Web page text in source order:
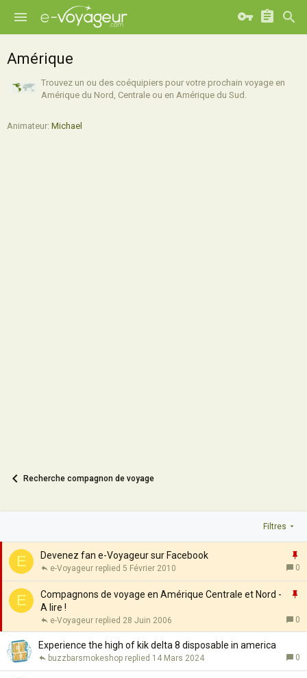
Amérique
Trouvez un ou des coéquipiers pour votre prochain voyage en
Amérique du Nord, Centrale ou en Amérique du Sud.
Animateur: Michael
Recherche compagnon de voyage
Filtres
E
p
a
e
Devenez fan e-Voyageur sur Facebook
0
5 Février 2010
e-Voyageur
E
o
a
Compagnons de voyage en Amérique Centrale et Nord -
A lire !
0
28 Juin 2006
e-Voyageur
Experience the high of kik delta 8 disposable in america
0
14 Mars 2024
buzzbarsmokeshop